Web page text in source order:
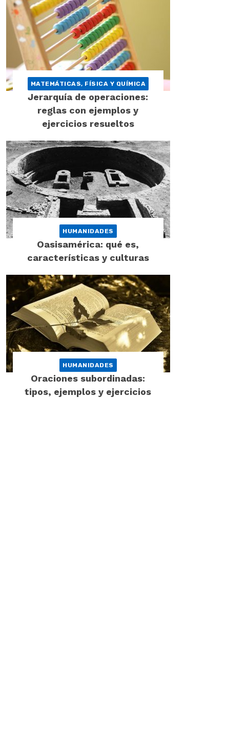
MATEMÁTICAS, FÍSICA Y QUÍMICA
Jerarquía de operaciones:
reglas con ejemplos y
ejercicios resueltos
HUMANIDADES
Oasisamérica: qué es,
características y culturas
HUMANIDADES
Oraciones subordinadas:
tipos, ejemplos y ejercicios